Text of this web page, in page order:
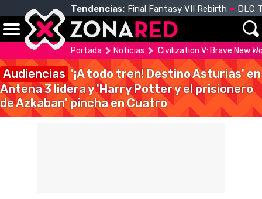
Tendencias: Final Fantasy VII Rebirth DLC
Portada Noticias 'Civilization V: Brave New
Audiencias '¡A todo tren! Destino Asturias' en
Antena 3 lidera y 'Harry Potter y el prisionero
de Azkaban' pincha en Cuatro